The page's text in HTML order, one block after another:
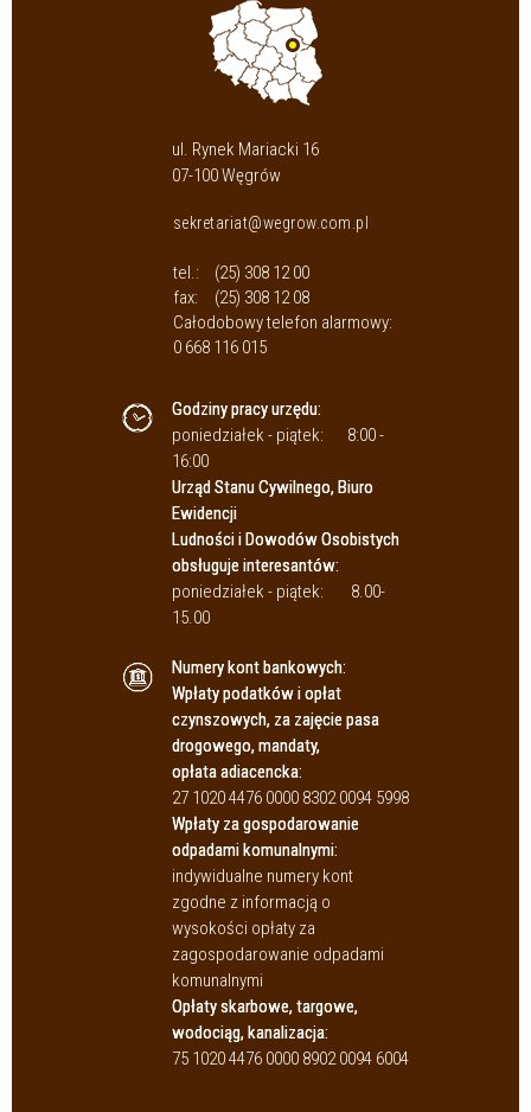
ul. Rynek Mariacki 16
07-100 Węgrów
sekretariat@wegrow.com.pl
tel.:
(25) 308 12 00
fax:
(25) 308 12 08
Całodobowy telefon alarmowy:
0 668 116 015
Godziny pracy urzędu:
poniedziałek - piątek:
8:00 -
16:00
Urząd Stanu Cywilnego, Biuro
Ewidencji
Ludności i Dowodów Osobistych
obsługuje interesantów:
poniedziałek - piątek:
8.00-
15.00
Numery kont bankowych:
Wpłaty podatków i opłat
czynszowych, za zajęcie pasa
drogowego, mandaty,
opłata adiacencka:
27 1020 4476 0000 8302 0094 5998
Wpłaty za gospodarowanie
odpadami komunalnymi:
indywidualne numery kont
zgodne z informacją o
wysokości opłaty za
zagospodarowanie odpadami
komunalnymi
Opłaty skarbowe, targowe,
wodociąg, kanalizacja:
75 1020 4476 0000 8902 0094 6004